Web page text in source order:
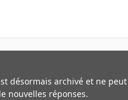
désormais archivé et ne
nouvelles réponses.